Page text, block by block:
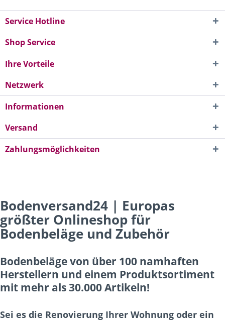
Service Hotline
Shop Service
Ihre Vorteile
Netzwerk
Informationen
Versand
Zahlungsmöglichkeiten
Bodenversand24 | Europas
größter Onlineshop für
Bodenbeläge und Zubehör
Bodenbeläge von über 100 namhaften
Herstellern und einem Produktsortiment
mit mehr als 30.000 Artikeln!
Sei es die Renovierung Ihrer Wohnung oder ein